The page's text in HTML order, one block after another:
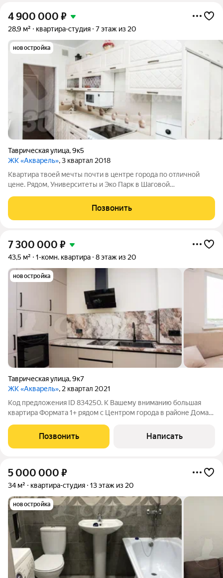
4 900 000 ₽
28,9 м² квартира-студия 7 этаж из 20
новостройка
Таврическая улица,9к5
ЖК «Акварель», 3 квартал 2018
Квартира твоей мечты почти в центре города по отличной
цене. Рядом, Университеты и Эко Парк в Шаговой
преимущества центральной жизни, оставаясь в
Позвонить
7 300 000 ₽
43,5 м² 1-комн. квартира 8 этаж из 20
новостройка
Таврическая улица,9к7
ЖК «Акварель», 2 квартал 2021
Код предложения ID 834250. К Вашему вниманию большая
квартира Формата 1+ рядом с Центром города в районе Дома
максимально качественных материалов. При продаже
остается абсолютно вся мебель и
Позвонить Написать
5 000 000 ₽
34 м² квартира-студия 13 этаж из 20
новостройка